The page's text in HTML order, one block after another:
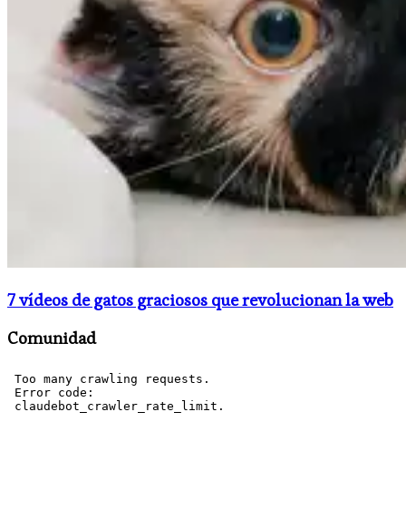
7 vídeos de gatos graciosos que revolucionan la web
Comunidad